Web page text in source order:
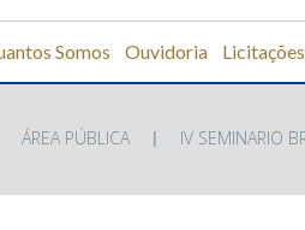
Somos Ouvidoria Licitações
ÁREA PÚBLICA
IV SEMINARIO